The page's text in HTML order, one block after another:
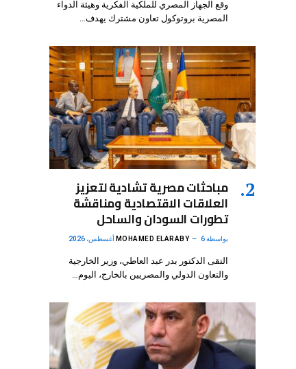
وقع الجهاز المصري للملكية الفكرية وهيئة الدواء
المصرية بروتوكول تعاون مشترك يهدف…
مباحثات مصرية تشادية لتعزيز
العلاقات الاقتصادية ومناقشة
تطورات السودان والساحل
بواسطة MOHAMED ELARABY 6 أغسطس، 2026
التقى الدكتور بدر عبد العاطي، وزير الخارجية
والتعاون الدولي والمصريين بالخارج، اليوم…